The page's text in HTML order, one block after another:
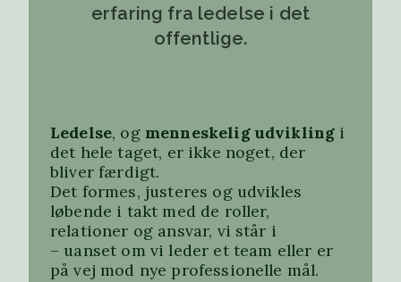
erfaring fra ledelse i det
offentlige.
Ledelse, og menneskelig udvikling i
det hele taget, er ikke noget, der
bliver færdigt.
Det formes, justeres og udvikles
løbende i takt med de roller,
relationer og ansvar, vi står i
– uanset om vi leder et team eller er
på vej mod nye professionelle mål.